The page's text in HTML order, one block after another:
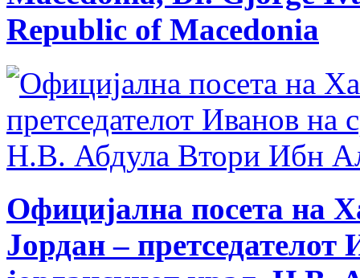
Republic of Macedonia
Официјална посета на
Јордан – претседателот